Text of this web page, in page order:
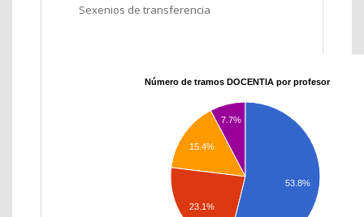
Sexenios de transferencia
Número de tramos DOCENTIA por profesor
7.7%
15.4%
23.1%
53.8%